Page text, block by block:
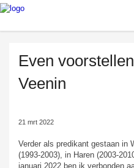
Even
Veenin
21 mrt 2022
Verder als predikant gestaan in
(1993-2003), in Haren (2003-
januari 2022 ben ik verbonden